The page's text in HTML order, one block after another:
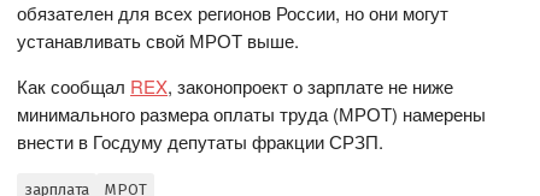
обязателен для всех регионов России, но они могут
устанавливать свой МРОТ выше.
Как сообщал REX, законопроект о зарплате не ниже
минимального размера оплаты труда (МРОТ) намерены
внести в Госдуму депутаты фракции СРЗП.
зарплата МРОТ